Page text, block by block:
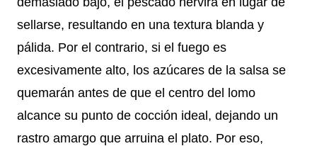
sellarse, resultando en una textura blanda y
pálida. Por el contrario, si el fuego es
excesivamente alto, los azúcares de la salsa se
quemarán antes de que el centro del lomo
alcance su punto de cocción ideal, dejando un
rastro amargo que arruina el plato. Por eso,